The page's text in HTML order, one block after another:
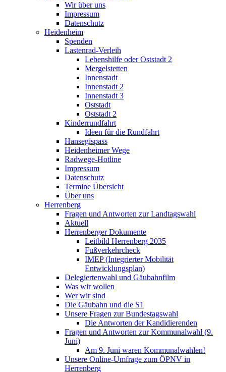
Wir über uns
Impressum
Datenschutz
Heidenheim
Spenden
Lastenrad-Verleih
Lebenshilfe oder Oststadt 2
Mergelstetten
Innenstadt
Innenstadt 2
Innenstadt 3
Oststadt
Oststadt 2
Kinderrundfahrt
Ideen für die Rundfahrt
Hansegispass
Heidenheimer Wege
Radwege-Hotline
Impressum
Datenschutz
Termine Übersicht
Über uns
Herrenberg
Fragen und Antworten zur Landtagswahl
Aktuell
Herrenberger Dokumente
Leitbild Herrenberg 2035
Fußverkehrcheck
IMEP (Integrierter Mobilität
Entwicklungsplan)
Delegiertenwahl und Gäubahnfilm
Was wir wollen
Wer wir sind
Die Gäubahn und die S1
Unsere Fragen zur Bundestagswahl
Die Antworten der Kandidierenden
Fragen und Antworten zur Kommunalwahl (9.
Juni)
Am 9. Juni waren Kommunalwahlen!
Unsere Online-Umfrage zum ÖPNV in
Herrenberg